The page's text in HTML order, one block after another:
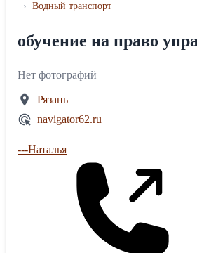
› Водный транспорт
обучение на право
Нет фотографий
Рязань
navigator62.ru
---Наталья